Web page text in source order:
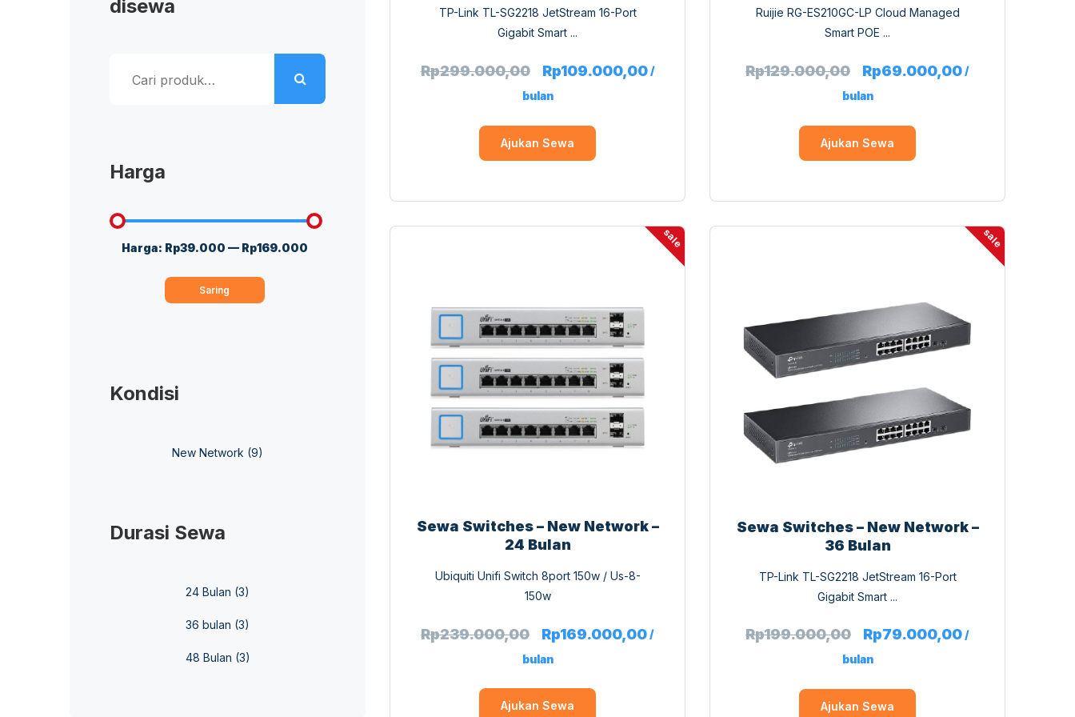
TP-Link TL-SG2218 JetStream 16-Port
Gigabit Smart ...
Rp299.000,00 Rp109.000,00/
bulan
Ajukan Sewa
Ruijie RG-ES210GC-LP Cloud Managed
Smart POE ...
Rp129.000,00 Rp69.000,00 /
bulan
Ajukan Sewa
sale
Sewa Switches – New Network –
24 Bulan
Ubiquiti Unifi Switch 8port 150w / Us-8-
150w
Rp239.000,00 Rp169.000,00 /
bulan
Ajukan Sewa
sale
Sewa Switches – New Network –
36 Bulan
TP-Link TL-SG2218 JetStream 16-Port
Gigabit Smart ...
Rp199.000,00 Rp79.000,00 /
bulan
Ajukan Sewa
disewa
untuk:
Harga
Harga
Harga
Saring
Harga: Rp39.000 — Rp169.000
Kondisi
New Network (9)
Durasi Sewa
24 Bulan (3)
36 bulan (3)
48 Bulan (3)